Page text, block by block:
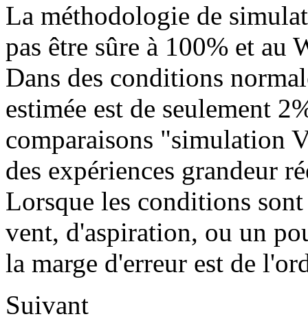
La méthodologie de
pas être sûre à 100% et au
Dans des conditions
estimée est de seulement
comparaisons "simulation
des expériences grandeur
Lorsque les conditions
vent, d'aspiration, ou un
la marge d'erreur est de
Suivant